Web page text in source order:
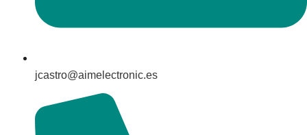
jcastro@aimelectronic.es